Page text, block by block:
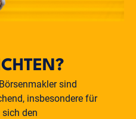
sind
insbesondere für
sich den